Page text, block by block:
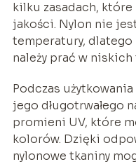
kilku zasadach,
jakości. Nylon nie
temperatury, dlatego
należy prać w
Podczas
jego długotrwałego
promieni UV, które
kolorów. Dzięki
nylonowe tkaniny